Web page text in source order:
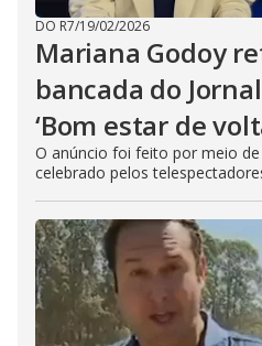
DO R7/19/02/2026
Mariana Godoy
bancada do
‘Bom estar de
O anúncio foi feito por meio
celebrado pelos